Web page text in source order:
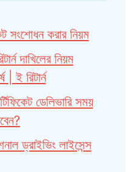
সংশোধন করার নিয়ম
দাখিলের নিয়ম
ই রিটার্ন
ডেলিভারি সময়
ড্রাইভিং লাইসেন্স